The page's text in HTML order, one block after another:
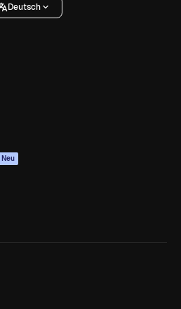
Deutsch
Neu